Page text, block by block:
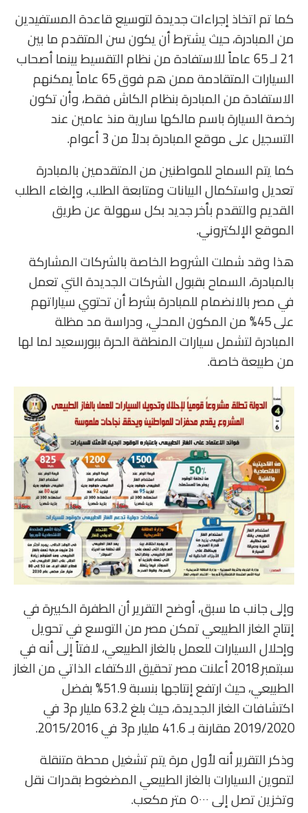
كما تم اتخاذ إجراءات جديدة لتوسيع قاعدة المستفيدين
من المبادرة، حيث يشترط أن يكون سن المتقدم ما بين
21 لـ 65 عاماً للاستفادة من نظام التقسيط بينما أصحاب
السيارات المتقادمة ممن هم فوق 65 عاماً يمكنهم
الاستفادة من المبادرة بنظام الكاش فقط، وأن تكون
رخصة السيارة باسم مالكها سارية منذ عامين عند
التسجيل على موقع المبادرة بدلاً من 3 أعوام.
كما يتم السماح للمواطنين من المتقدمين بالمبادرة
تعديل واستكمال البيانات ومتابعة الطلب، وإلغاء الطلب
القديم والتقدم بأخر جديد بكل سهولة عن طريق
الموقع الإلكتروني.
هذا وقد شملت الشروط الخاصة بالشركات المشاركة
بالمبادرة، السماح بقبول الشركات الجديدة التي تعمل
في مصر بالانضمام للمبادرة بشرط أن تحتوي سياراتهم
على 45% من المكون المحلي، ودراسة مد مظلة
المبادرة لتشمل سيارات المنطقة الحرة ببورسعيد لما لها
من طبيعة خاصة.
وإلى جانب ما سبق، أوضح التقرير أن الطفرة الكبيرة في
إنتاج الغاز الطبيعي تمكن مصر من التوسع في تحويل
وإحلال السيارات للعمل بالغاز الطبيعي، لافتاً إلى أنه في
سبتمبر 2018 أعلنت مصر تحقيق الاكتفاء الذاتي من الغاز
الطبيعي، حيث ارتفع إنتاجها بنسبة 51.9% بفضل
اكتشافات الغاز الجديدة، حيث بلغ 63.2 مليار م3 في
2019/2020 مقارنة بـ 41.6 مليار م3 في 2015/2016.
وذكر التقرير أنه لأول مرة يتم تشغيل محطة متنقلة
لتموين السيارات بالغاز الطبيعي المضغوط بقدرات نقل
وتخزين تصل إلى ٥٠٠٠ متر مكعب.